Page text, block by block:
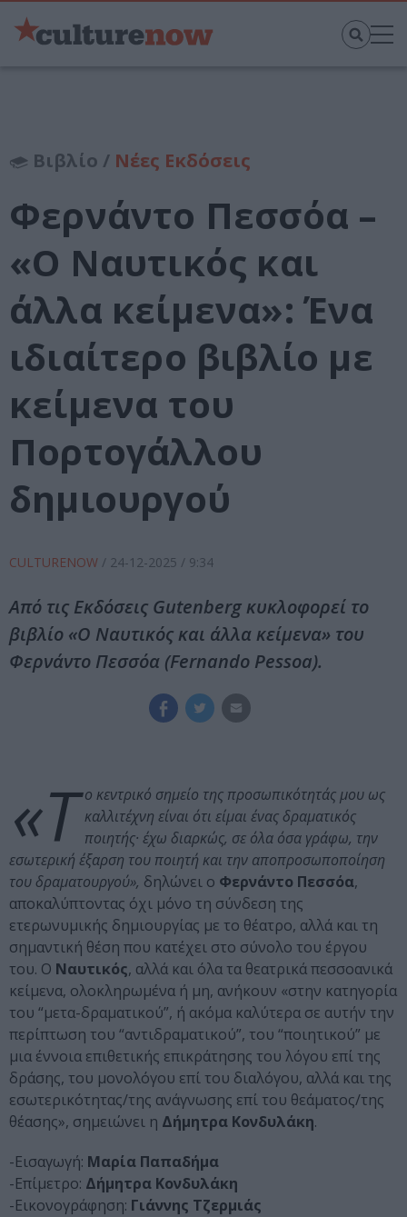
Βιβλίο / Νέες Εκδόσεις
Φερνάντο Πεσσόα –
«Ο Ναυτικός και
άλλα κείμενα»: Ένα
ιδιαίτερο βιβλίο με
κείμενα του
Πορτογάλλου
δημιουργού
CULTURENOW / 24-12-2025 / 9:34
Από τις Εκδόσεις Gutenberg κυκλοφορεί το
βιβλίο «Ο Ναυτικός και άλλα κείμενα» του
Φερνάντο Πεσσόα (Fernando Pessoa).
«Τ ο κεντρικό σημείο της προσωπικότητάς μου ως
καλλιτέχνη είναι ότι είμαι ένας δραματικός
ποιητής· έχω διαρκώς, σε όλα όσα γράφω, την
εσωτερική έξαρση του ποιητή και την αποπροσωποποίηση
του δραματουργού», δηλώνει ο Φερνάντο Πεσσόα,
αποκαλύπτοντας όχι μόνο τη σύνδεση της
ετερωνυμικής δημιουργίας με το θέατρο, αλλά και τη
σημαντική θέση που κατέχει στο σύνολο του έργου
του. Ο Ναυτικός, αλλά και όλα τα θεατρικά πεσσοανικά
κείμενα, ολοκληρωμένα ή μη, ανήκουν «στην κατηγορία
του “μετα-δραματικού”, ή ακόμα καλύτερα σε αυτήν την
περίπτωση του “αντιδραματικού”, του “ποιητικού” με
μια έννοια επιθετικής επικράτησης του λόγου επί της
δράσης, του μονολόγου επί του διαλόγου, αλλά και της
εσωτερικότητας/της ανάγνωσης επί του θεάματος/της
θέασης», σημειώνει η Δήμητρα Κονδυλάκη.
-Εισαγωγή: Μαρία Παπαδήμα
-Επίμετρο: Δήμητρα Κονδυλάκη
-Εικονογράφηση: Γιάννης Τζερμιάς